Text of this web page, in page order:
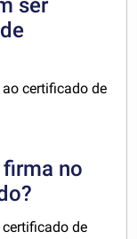
ser
certificado de
no
de